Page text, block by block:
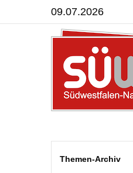
09.07.2026
Themen-Archiv